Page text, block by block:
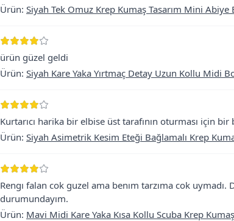
Ürün: Siyah Tek Omuz Krep Kumaş Tasarım Mini Abiye
ürün güzel geldi
Ürün: Siyah Kare Yaka Yırtmaç Detay Uzun Kollu Midi
Kurtarıcı harika bir elbise üst tarafının oturması için
Ürün: Siyah Asimetrik Kesim Eteği Bağlamalı Krep
Rengı falan cok guzel ama benım tarzıma cok
durumundayım.
Ürün: Mavi Midi Kare Yaka Kısa Kollu Scuba Krep